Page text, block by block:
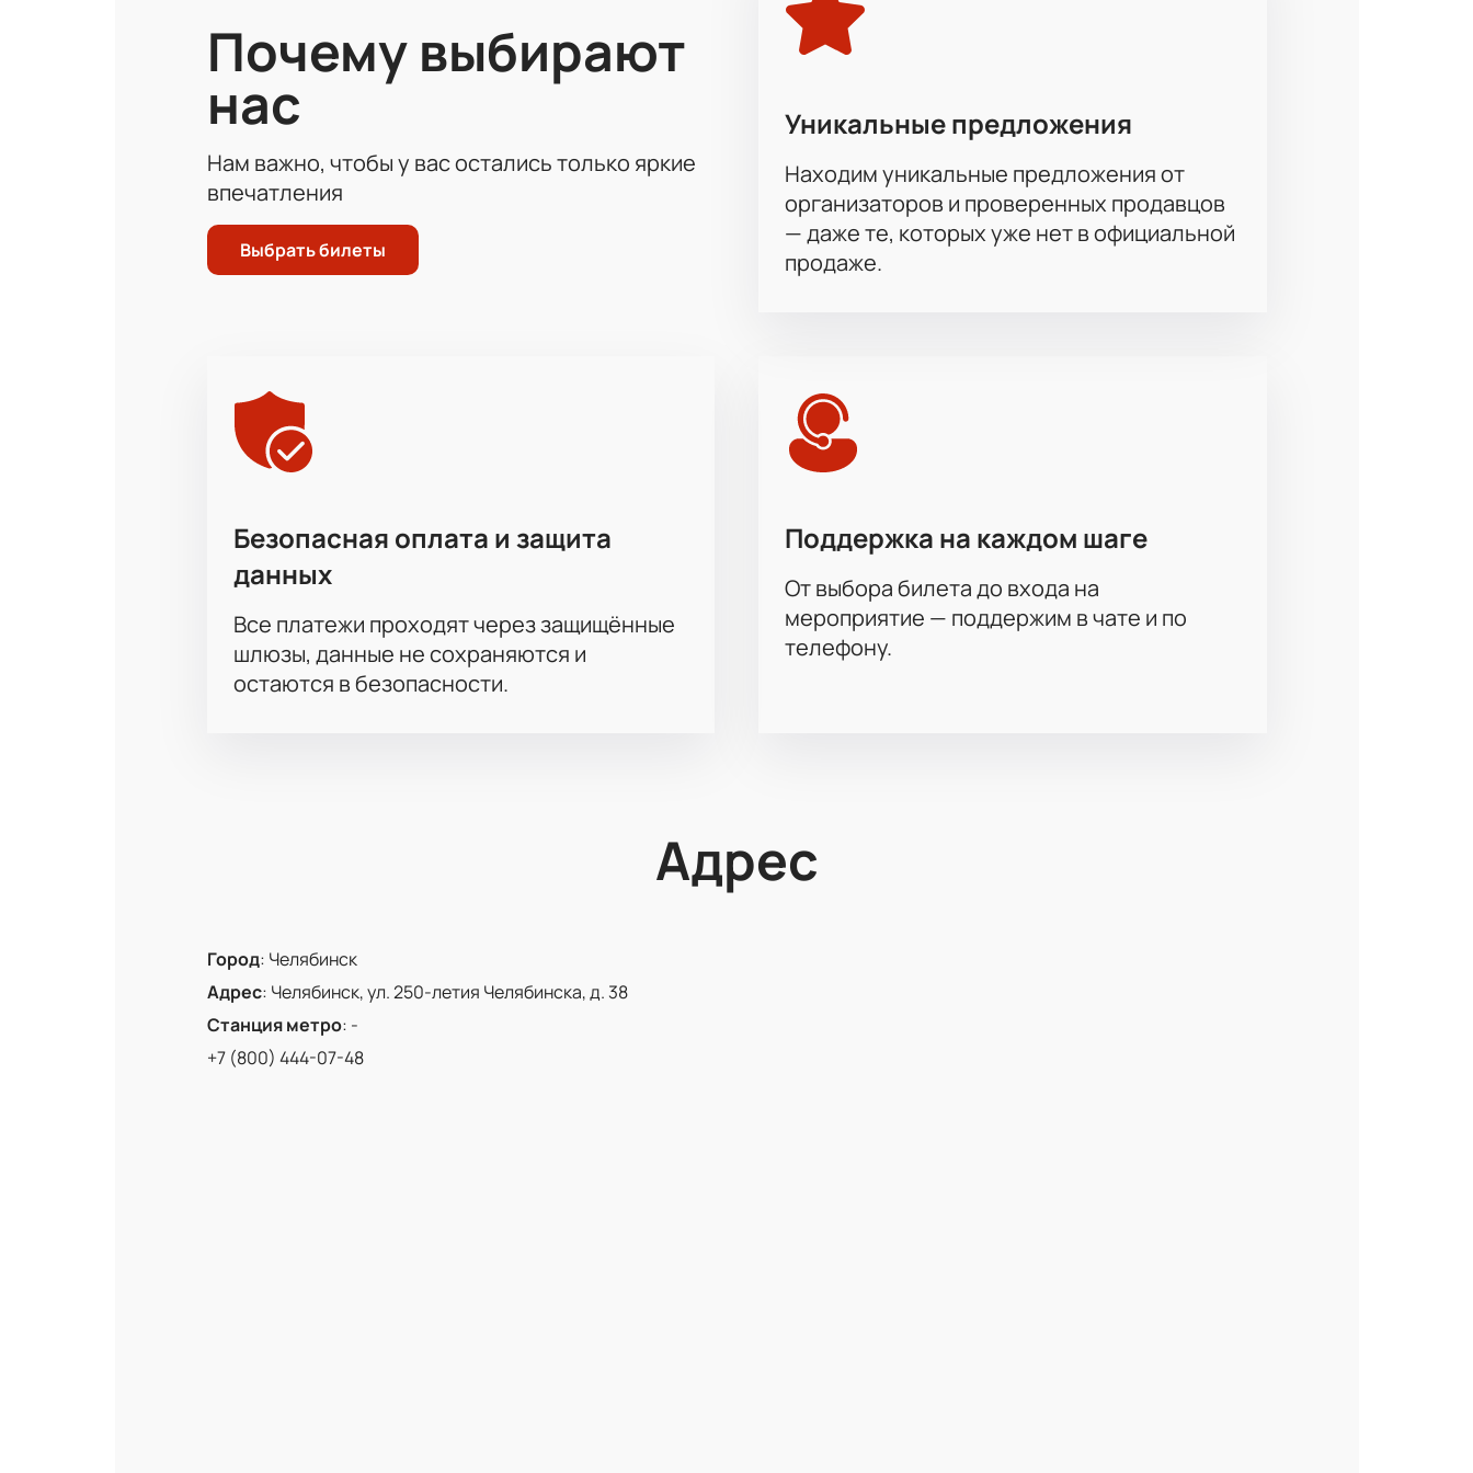
Почему выбирают
нас
Нам важно, чтобы у вас остались только яркие
впечатления
Выбрать билеты
Уникальные предложения
Находим уникальные предложения от
организаторов и проверенных продавцов
— даже те, которых уже нет в официальной
продаже.
Безопасная оплата и защита
данных
Все платежи проходят через защищённые
шлюзы, данные не сохраняются и
остаются в безопасности.
Поддержка на каждом шаге
От выбора билета до входа на
мероприятие — поддержим в чате и по
телефону.
Адрес
Город: Челябинск
Адрес: Челябинск, ул. 250-летия Челябинска, д. 38
Станция метро: -
+7 (800) 444-07-48